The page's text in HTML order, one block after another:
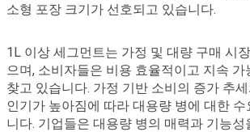
소형 포장 크기가 선호되고 있습니다.
1L 이상 세그먼트는 가정 및 대량 구매 시
으며, 소비자들은 비용 효율적이고 지속
찾고 있습니다. 가정 기반 소비의 증가 추
인기가 높아짐에 따라 대용량 병에 대한
니다. 기업들은 대용량 병의 매력과 기능성